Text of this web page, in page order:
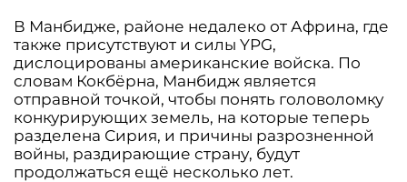
В Манбидже, районе недалеко от Африна, где
также присутствуют и силы YPG,
дислоцированы американские войска. По
словам Кокбёрна, Манбидж является
отправной точкой, чтобы понять головоломку
конкурирующих земель, на которые теперь
разделена Сирия, и причины разрозненной
войны, раздирающие страну, будут
продолжаться ещё несколько лет.